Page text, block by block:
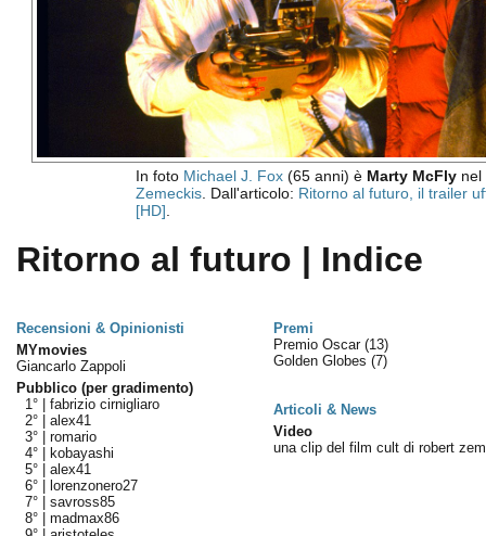
In foto Michael J. Fox(65 anni) è Marty McFlynel
Zemeckis. Dall'articolo: Ritorno al futuro, il trailer
[HD]
Ritorno al futuro | Indice
Recensioni & Opinionisti
Premi
MYmovies
Giancarlo Zappoli
Pubblico (per gradimento)
1° | fabrizio cirnigliaro
2° | alex41
3° | romario
4° |
kobayashi
5° | alex41
6° |
lorenzonero27
7° | savross85
8° | madmax86
Premio Oscar (13)
Golden Globes (7)
Articoli & News
Video
una clip del film cult di robert